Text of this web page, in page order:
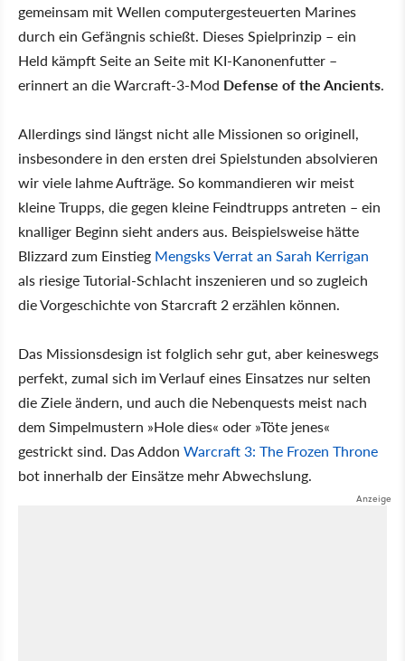
gemeinsam mit Wellen computergesteuerten Marines
durch ein Gefängnis schießt. Dieses Spielprinzip – ein
Held kämpft Seite an Seite mit KI-Kanonenfutter –
erinnert an die Warcraft-3-Mod Defense of the Ancients.
Allerdings sind längst nicht alle Missionen so originell,
insbesondere in den ersten drei Spielstunden absolvieren
wir viele lahme Aufträge. So kommandieren wir meist
kleine Trupps, die gegen kleine Feindtrupps antreten – ein
knalliger Beginn sieht anders aus. Beispielsweise hätte
Blizzard zum Einstieg Mengsks Verrat an Sarah Kerrigan
als riesige Tutorial-Schlacht inszenieren und so zugleich
die Vorgeschichte von Starcraft 2 erzählen können.
Das Missionsdesign ist folglich sehr gut, aber keineswegs
perfekt, zumal sich im Verlauf eines Einsatzes nur selten
die Ziele ändern, und auch die Nebenquests meist nach
dem Simpelmustern »Hole dies« oder »Töte jenes«
gestrickt sind. Das Addon Warcraft 3: The Frozen Throne
bot innerhalb der Einsätze mehr Abwechslung.